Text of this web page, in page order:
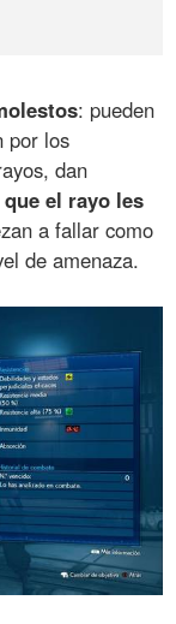
: pueden
por los
dan
el rayo les
a fallar como
de amenaza.